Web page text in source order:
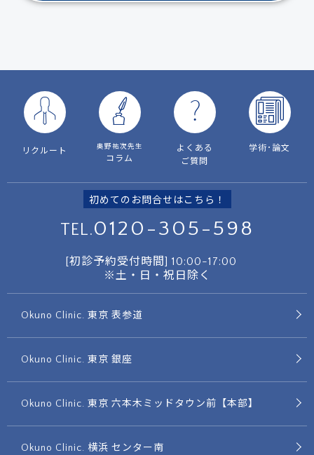
リクルート 奥野祐次先生
コラム
よくある
ご質問
学術･論文
初めてのお問合せはこちら！
TEL.0120-305-598
[初診予約受付時間] 10:00-17:00
※土・日・祝日除く
Okuno Clinic. 東京 表参道
Okuno Clinic. 東京 銀座
Okuno Clinic. 東京 六本木ミッドタウン前【本部】
Okuno Clinic. 横浜 センター南